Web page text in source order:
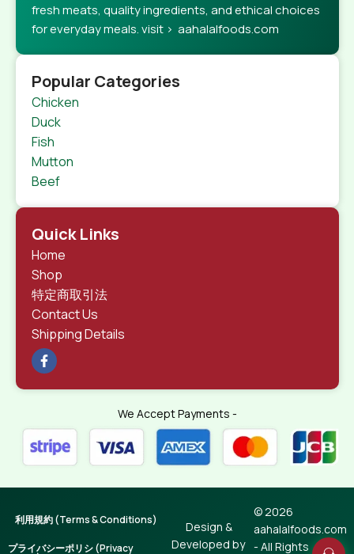
fresh meats, quality ingredients, and ethical choices
for everyday meals. visit > aahalalfoods.com
Popular Categories
Chicken
Duck
Fish
Mutton
Beef
Quick Links
Home
Shop
特定商取引法
Contact Us
Shipping Details
We Accept Payments -
© 2026
aahalalfoods.com
- All Rights
Design &
Developed by
利用規約 (Terms & Conditions)
プライバシーポリシ (Privacy